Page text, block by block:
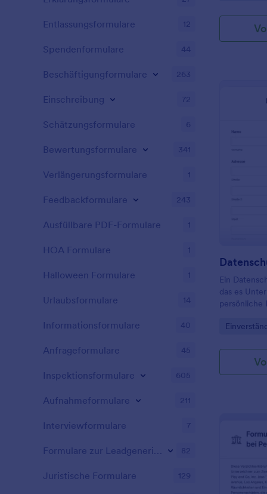
Ein
das es
persönliche
Risiko von
Vorlage für
die
der obigen
Felder in
Go to
Entlassungsformulare 12
Spendenformulare 44
Beschäftigungformulare 263
Einschreibung 72
Schätzungsformulare 6
Bewertungsformulare 341
Verlängerungsformulare 1
Feedbackformulare 243
Ausfüllbare PDF-Formulare 1
HOA Formulare 1
Halloween Formulare 1
Urlaubsformulare 14
Informationsformulare 40
Anfrageformulare 45
Inspektionsformulare 605
Aufnahmeformulare 211
Interviewformulare 7
Formulare zur Leadgenerierung 82
Juristische Formulare 129